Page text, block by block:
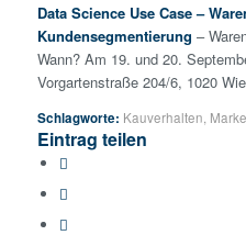
Data Science Use Case –
Kundensegmentierung –
Wann? Am 19. und 20.
Vorgartenstraße 204/6, 1020
Schlagworte: Kauverhalten
Eintrag teilen